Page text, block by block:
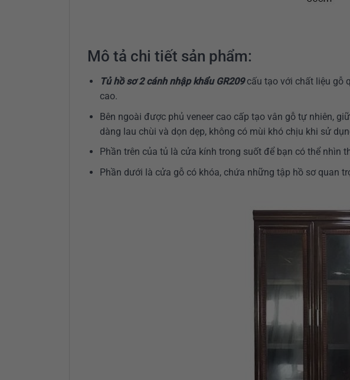
Mô tả chi tiết sản phẩm:
Tủ hồ sơ 2 cánh nhập khẩu GR209cấu tạo với chất liệu gỗ
cao.
Bên ngoài được phủ veneer cao cấp tạo vân gỗ tự nhiên,
dàng lau chùi và dọn dẹp, không có mùi khó chịu khi sử
Phần trên của tủ là cửa kính trong suốt để bạn có thể nhìn
Phần dưới là cửa gỗ có khóa, chứa những tập hồ sơ quan